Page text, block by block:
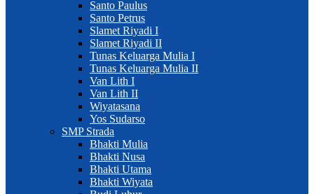
Santo Paulus
Santo Petrus
Slamet Riyadi I
Slamet Riyadi II
Tunas Keluarga Mulia I
Tunas Keluarga Mulia II
Van Lith I
Van Lith II
Wiyatasana
Yos Sudarso
SMP Strada
Bhakti Mulia
Bhakti Nusa
Bhakti Utama
Bhakti Wiyata